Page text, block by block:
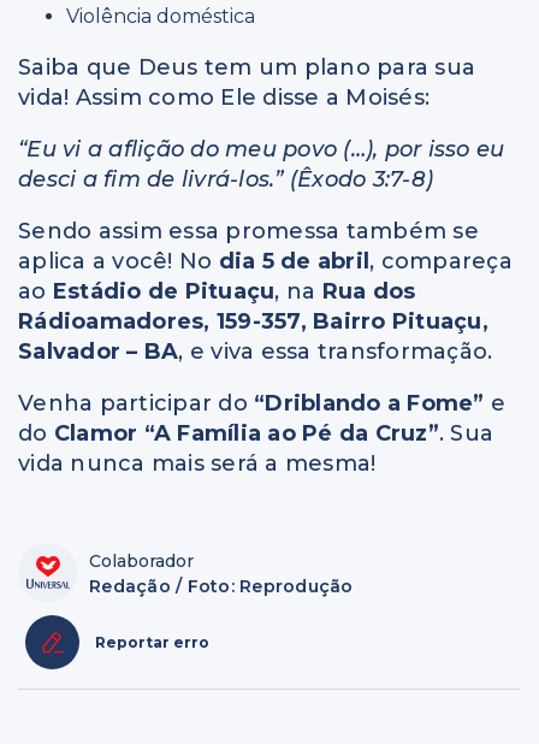
Violência doméstica
Saiba que Deus tem um plano para sua
vida! Assim como Ele disse a Moisés:
“Eu vi a aflição do meu povo (…), por isso eu
desci a fim de livrá-los.” (Êxodo 3:7-8)
Sendo assim essa promessa também se
aplica a você! No dia 5 de abril , compareça
ao Estádio de Pituaçu, na Rua dos
Rádioamadores, 159-357, Bairro Pituaçu,
Salvador – BA, e viva essa transformação.
Venha participar do “Driblando a Fome” e
do Clamor “A Família ao Pé da Cruz”. Sua
vida nunca mais será a mesma!
Colaborador
Redação / Foto: Reprodução
Reportar erro